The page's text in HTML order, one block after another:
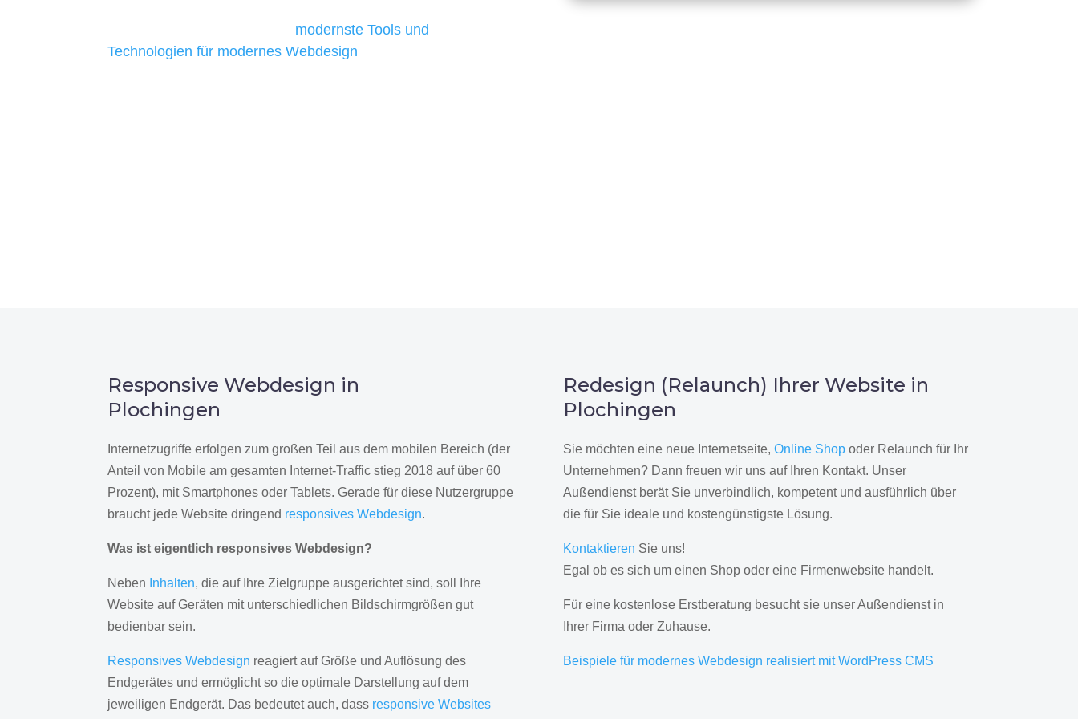
modernste Tools und
Technologien für modernes Webdesign
Responsive Webdesign in
Plochingen
Internetzugriffe erfolgen zum großen Teil aus dem mobilen Bereich (der
Anteil von Mobile am gesamten Internet-Traffic stieg 2018 auf über 60
Prozent), mit Smartphones oder Tablets. Gerade für diese Nutzergruppe
braucht jede Website dringend responsives Webdesign.
Was ist eigentlich responsives Webdesign?
Neben Inhalten, die auf Ihre Zielgruppe ausgerichtet sind, soll Ihre
Website auf Geräten mit unterschiedlichen Bildschirmgrößen gut
bedienbar sein.
Responsives Webdesign reagiert auf Größe und Auflösung des
Endgerätes und ermöglicht so die optimale Darstellung auf dem
jeweiligen Endgerät. Das bedeutet auch, dass responsive Websites
Redesign (Relaunch) Ihrer Website in
Plochingen
Sie möchten eine neue Internetseite, Online Shopoder Relaunch für Ihr
Unternehmen? Dann freuen wir uns auf Ihren Kontakt. Unser
Außendienst berät Sie unverbindlich, kompetent und ausführlich über
die für Sie ideale und kostengünstigste Lösung.
Kontaktieren Sie uns!
Egal ob es sich um einen Shop oder eine Firmenwebsite handelt.
Für eine kostenlose Erstberatung besucht sie unser Außendienst in
Ihrer Firma oder Zuhause.
Beispiele für modernes Webdesign realisiert mit WordPress CMS